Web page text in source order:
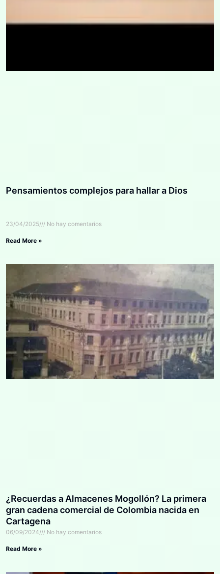
Pensamientos complejos para hallar a Dios
23/04/2025 No hay comentarios
Read More »
¿Recuerdas a Almacenes Mogollón? La primera
gran cadena comercial de Colombia nacida en
Cartagena
06/09/2024 No hay comentarios
Read More »